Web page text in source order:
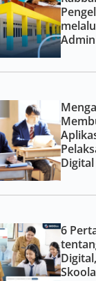
Digital
6